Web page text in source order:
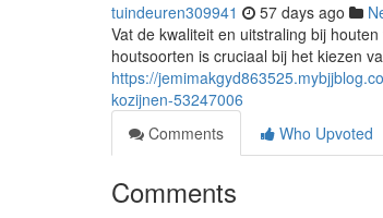
tuindeuren309941 57 days ago
Vat de kwaliteit en uitstraling bij
houtsoorten is cruciaal bij het kiezen
https://
kozijnen-53247006
Comments
Who Upvoted
Comments